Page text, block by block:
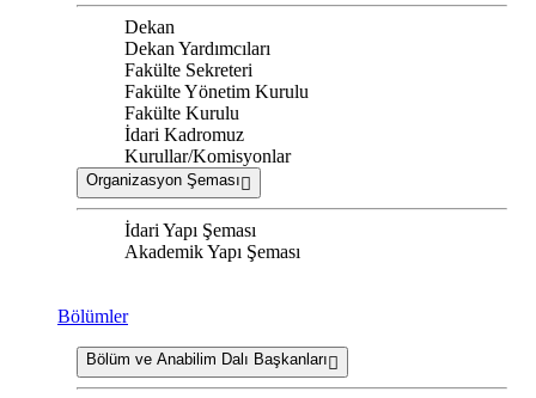
Dekan
Dekan Yardımcıları
Fakülte Sekreteri
Fakülte Yönetim Kurulu
Fakülte Kurulu
İdari Kadromuz
Kurullar/Komisyonlar
Organizasyon Şeması
İdari Yapı Şeması
Akademik Yapı Şeması
Bölümler
Bölüm ve Anabilim Dalı Başkanları